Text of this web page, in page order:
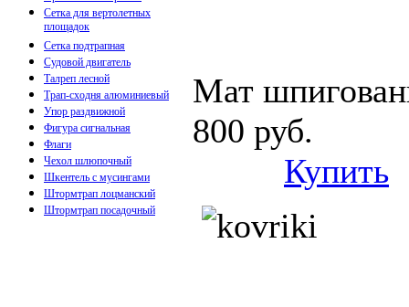
Сетка для вертолетных
площадок
Сетка подтрапная
Судовой двигатель
Талреп лесной
Трап-сходня алюминиевый
Упор раздвижной
Фигура сигнальная
Флаги
Чехол шлюпочный
Шкентель с мусингами
Штормтрап лоцманский
Штормтрап посадочный
Мат
Купить